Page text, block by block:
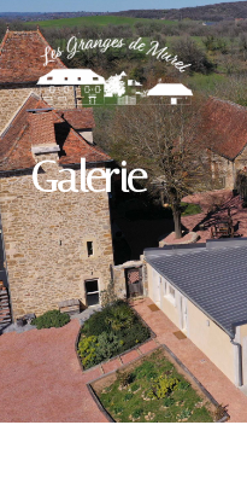
Galerie